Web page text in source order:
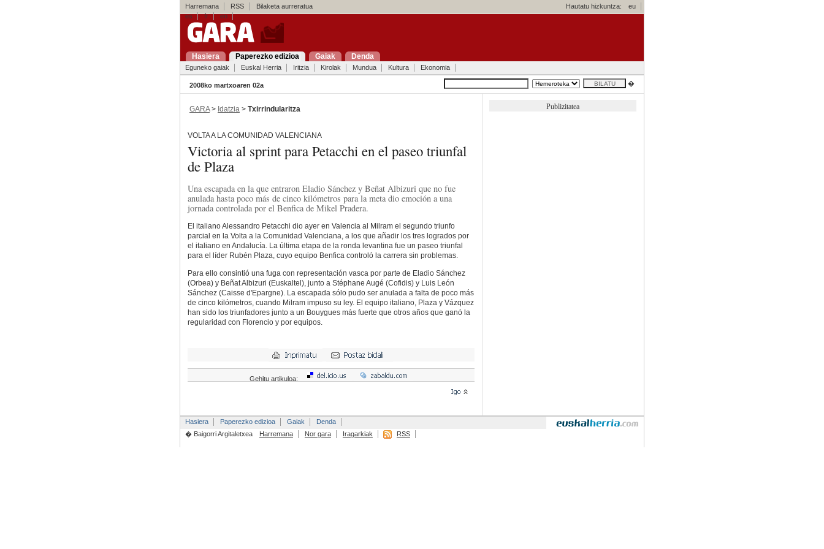
Harremana RSS Bilaketa aurreratua Hautatu hizkuntza:
eu
es
fr en
Hasiera Paperezko edizioa Gaiak Denda
Eguneko gaiak Euskal Herria Iritzia Kirolak Mundua Kultura Ekonomia
2008ko martxoaren 02a �
GARA> Idatzia > Txirrindularitza
VOLTA A LA COMUNIDAD VALENCIANA
Victoria al sprint para Petacchi en el paseo triunfal
de Plaza
Una escapada en la que entraron Eladio Sánchez y Beñat Albizuri que no fue
anulada hasta poco más de cinco kilómetros para la meta dio emoción a una
jornada controlada por el Benfica de Mikel Pradera.
El italiano Alessandro Petacchi dio ayer en Valencia al Milram el segundo triunfo
parcial en la Volta a la Comunidad Valenciana, a los que añadir los tres logrados por
el italiano en Andalucía. La última etapa de la ronda levantina fue un paseo triunfal
para el líder Rubén Plaza, cuyo equipo Benfica controló la carrera sin problemas.
Para ello consintió una fuga con representación vasca por parte de Eladio Sánchez
(Orbea) y Beñat Albizuri (Euskaltel), junto a Stéphane Augé (Cofidis) y Luis León
Sánchez (Caisse d'Epargne). La escapada sólo pudo ser anulada a falta de poco más
de cinco kilómetros, cuando Milram impuso su ley. El equipo italiano, Plaza y Vázquez
han sido los triunfadores junto a un Bouygues más fuerte que otros años que ganó la
regularidad con Florencio y por equipos.
Gehitu artikuloa:
Publizitatea
Hasiera Paperezko edizioa Gaiak
Denda
� Baigorri Argitaletxea
Harremana Nor gara Iragarkiak RSS